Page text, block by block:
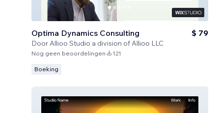
Optima Dynamics Consulting
DoorAllioo Studio a division of Allioo LLC
$ 79
Nog geen beoordelingen 121
Boeking